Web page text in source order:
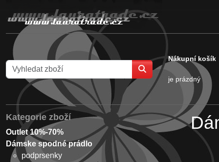
Nákupní košík
je prázdný
Tehotenská
Kategorie zboží
Outlet 10%-70%
Dámske spodné prádlo
podprsenky